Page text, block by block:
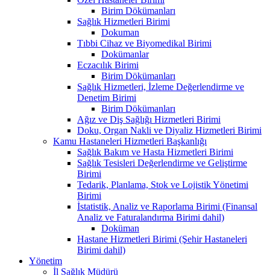
Birim Dökümanları
Sağlık Hizmetleri Birimi
Dokuman
Tıbbi Cihaz ve Biyomedikal Birimi
Dokümanlar
Eczacılık Birimi
Birim Dökümanları
Sağlık Hizmetleri, İzleme Değerlendirme ve
Denetim Birimi
Birim Dökümanları
Ağız ve Diş Sağlığı Hizmetleri Birimi
Doku, Organ Nakli ve Diyaliz Hizmetleri Birimi
Kamu Hastaneleri Hizmetleri Başkanlığı
Sağlık Bakım ve Hasta Hizmetleri Birimi
Sağlık Tesisleri Değerlendirme ve Geliştirme
Birimi
Tedarik, Planlama, Stok ve Lojistik Yönetimi
Birimi
İstatistik, Analiz ve Raporlama Birimi (Finansal
Analiz ve Faturalandırma Birimi dahil)
Doküman
Hastane Hizmetleri Birimi (Şehir Hastaneleri
Birimi dahil)
Yönetim
İl Sağlık Müdürü